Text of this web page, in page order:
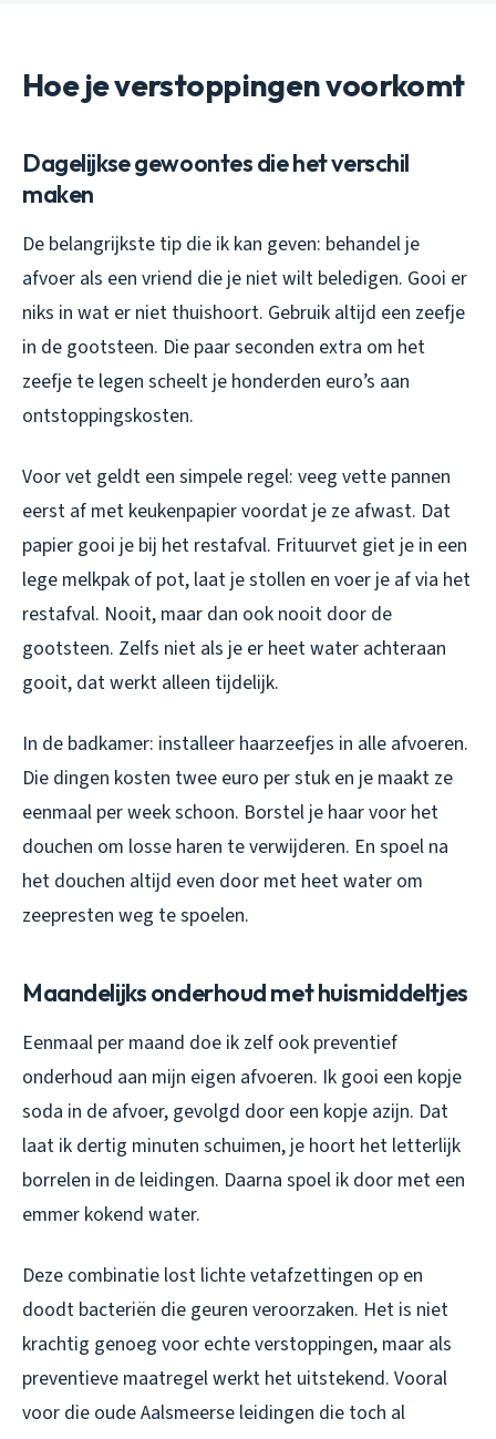
Hoe je verstoppingen voorkomt
Dagelijkse gewoontes die het verschil
maken
De belangrijkste tip die ik kan geven: behandel je
afvoer als een vriend die je niet wilt beledigen. Gooi er
niks in wat er niet thuishoort. Gebruik altijd een zeefje
in de gootsteen. Die paar seconden extra om het
zeefje te legen scheelt je honderden euro’s aan
ontstoppingskosten.
Voor vet geldt een simpele regel: veeg vette pannen
eerst af met keukenpapier voordat je ze afwast. Dat
papier gooi je bij het restafval. Frituurvet giet je in een
lege melkpak of pot, laat je stollen en voer je af via het
restafval. Nooit, maar dan ook nooit door de
gootsteen. Zelfs niet als je er heet water achteraan
gooit, dat werkt alleen tijdelijk.
In de badkamer: installeer haarzeefjes in alle afvoeren.
Die dingen kosten twee euro per stuk en je maakt ze
eenmaal per week schoon. Borstel je haar voor het
douchen om losse haren te verwijderen. En spoel na
het douchen altijd even door met heet water om
zeepresten weg te spoelen.
Maandelijks onderhoud met huismiddeltjes
Eenmaal per maand doe ik zelf ook preventief
onderhoud aan mijn eigen afvoeren. Ik gooi een kopje
soda in de afvoer, gevolgd door een kopje azijn. Dat
laat ik dertig minuten schuimen, je hoort het letterlijk
borrelen in de leidingen. Daarna spoel ik door met een
emmer kokend water.
Deze combinatie lost lichte vetafzettingen op en
doodt bacteriën die geuren veroorzaken. Het is niet
krachtig genoeg voor echte verstoppingen, maar als
preventieve maatregel werkt het uitstekend. Vooral
voor die oude Aalsmeerse leidingen die toch al